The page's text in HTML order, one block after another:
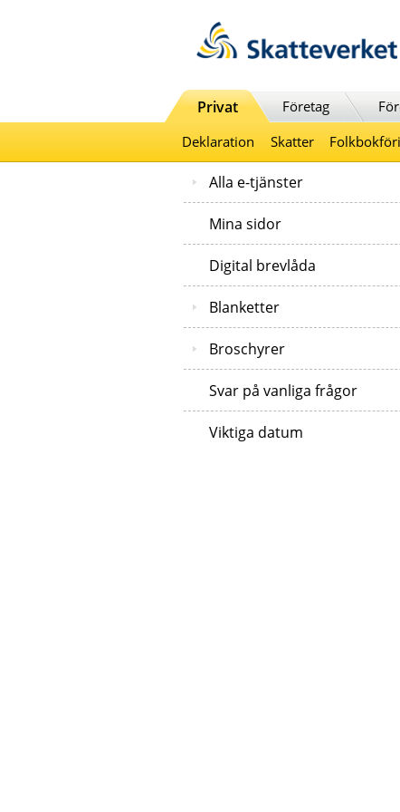
Privat Företag
Deklaration
Skatter
Alla e-tjänster
Mina sidor
Digital brevlåda
Blanketter
Broschyrer
Svar på vanliga frågor
Viktiga datum